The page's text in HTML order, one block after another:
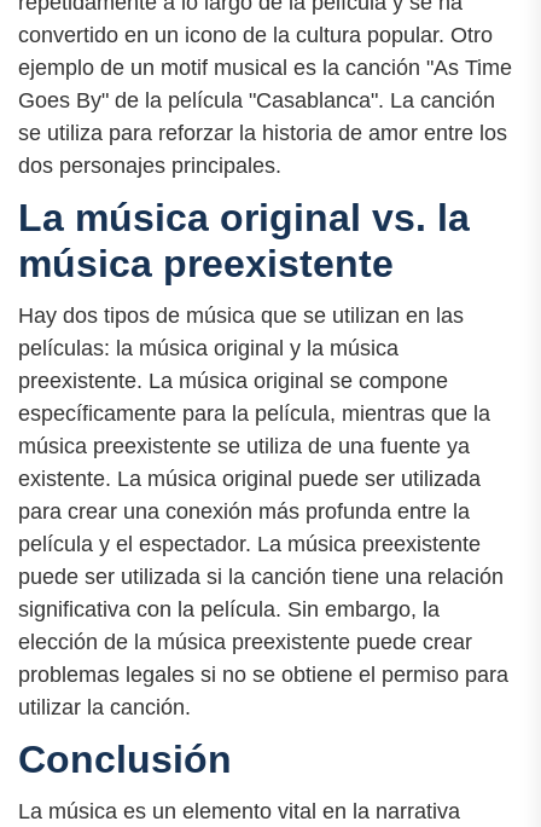
convertido en un icono de la cultura popular. Otro
ejemplo de un motif musical es la canción "As Time
Goes By" de la película "Casablanca". La canción
se utiliza para reforzar la historia de amor entre los
dos personajes principales.
La música original vs. la
música preexistente
Hay dos tipos de música que se utilizan en las
películas: la música original y la música
preexistente. La música original se compone
específicamente para la película, mientras que la
música preexistente se utiliza de una fuente ya
existente. La música original puede ser utilizada
para crear una conexión más profunda entre la
película y el espectador. La música preexistente
puede ser utilizada si la canción tiene una relación
significativa con la película. Sin embargo, la
elección de la música preexistente puede crear
problemas legales si no se obtiene el permiso para
utilizar la canción.
Conclusión
La música es un elemento vital en la narrativa